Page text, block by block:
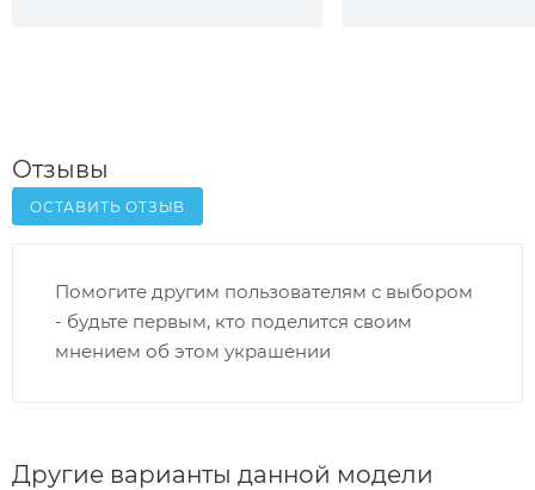
Отзывы
ОСТАВИТЬ ОТЗЫВ
Помогите другим пользователям с выбором
- будьте первым, кто поделится своим
мнением об этом украшении
Другие варианты данной модели